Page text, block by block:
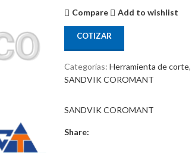
Compare Add to wishlist
COTIZAR
Categorías: Herramienta de corte,
SANDVIK COROMANT
SANDVIK COROMANT
Share: